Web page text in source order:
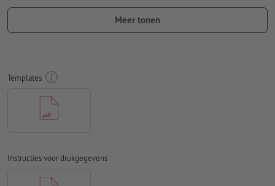
Lettertypesmoeten volledig worden ingesloten of omgezet
Kleurmodus:
Spel- en zetfouten
Overdrukinstellingen
Inhoud vanformuliervelden
Meer tonen
Templates
Instructies voor drukgegevens